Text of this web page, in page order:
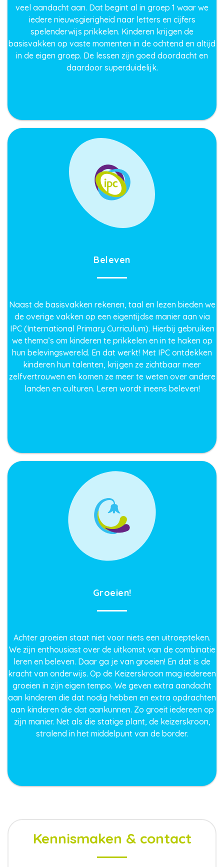
veel aandacht aan. Dat begint al in groep 1 waar we
iedere nieuwsgierigheid naar letters en cijfers
spelenderwijs prikkelen. Kinderen krijgen de
basisvakken op vaste momenten in de ochtend en altijd
in de eigen groep. De lessen zijn goed doordacht en
daardoor superduidelijk.
Beleven
Naast de basisvakken rekenen, taal en lezen bieden we
de overige vakken op een eigentijdse manier aan via
IPC (International Primary Curriculum). Hierbij gebruiken
we thema’s om kinderen te prikkelen en in te haken op
hun belevingswereld. En dat werkt! Met IPC ontdekken
kinderen hun talenten, krijgen ze zichtbaar meer
zelfvertrouwen en komen ze meer te weten over andere
landen en culturen. Leren wordt ineens beleven!
Groeien!
Achter groeien staat niet voor niets een uitroepteken.
We zijn enthousiast over de uitkomst van de combinatie
leren en beleven. Daar ga je van groeien! En dat is de
kracht van onderwijs. Op de Keizerskroon mag iedereen
groeien in zijn eigen tempo. We geven extra aandacht
aan kinderen die dat nodig hebben en extra opdrachten
aan kinderen die dat aankunnen. Zo groeit iedereen op
zijn manier. Net als die statige plant, de keizerskroon,
stralend in het middelpunt van de border.
Kennismaken & contact